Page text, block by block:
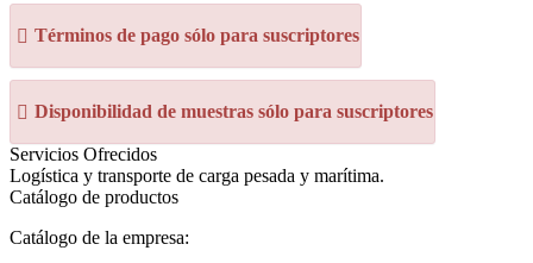
Términos de pago sólo para suscriptores
Disponibilidad de muestras sólo para suscriptores
Servicios Ofrecidos
Logística y transporte de carga pesada y marítima.
Catálogo de productos
Catálogo de la empresa: